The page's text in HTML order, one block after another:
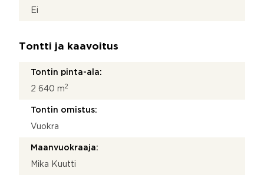
Ei
Tontti ja kaavoitus
Tontin pinta-ala:
2 640 m2
Tontin omistus:
Vuokra
Maanvuokraaja:
Mika Kuutti